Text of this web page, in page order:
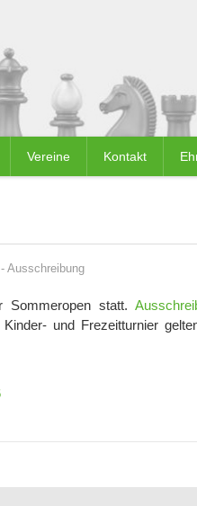
Vereine Kontakt
- Ausschreibung
Sommeropen statt.
und Frezeitturnier